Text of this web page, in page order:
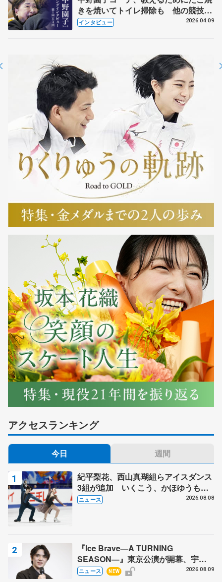
きを焼いてトイレ掃除も 他の競技に
も通用するという坂本花織の筋肉
インタビュー 2026.04.09
アクセスランキング
今日 週間
紀平梨花、西山真瑚組らアイスダンス
3組が追加 いくこう、かほゆうも、
木下グループ杯
ニュース 2026.08.08
『Ice Brave―A TURNING
SEASON―』東京公演が開幕、宇野
昌磨の『Ice Brave』にかける思いを
ニュース NEW 2026.08.09